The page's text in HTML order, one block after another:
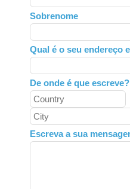
field
blank
Sobrenome
Qual é o seu endereço
De onde é que escreve?
Escreva a sua